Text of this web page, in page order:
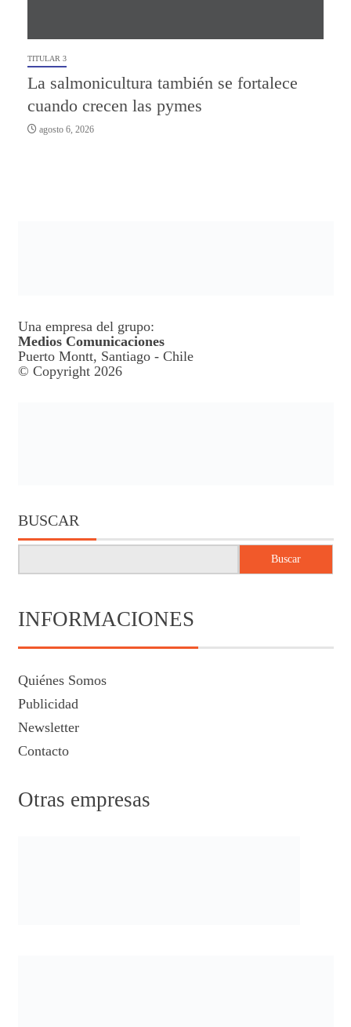
TITULAR 3
La salmonicultura también se fortalece
cuando crecen las pymes
agosto 6, 2026
Una empresa del grupo:
Medios Comunicaciones
Puerto Montt, Santiago - Chile
© Copyright 2026
BUSCAR
Buscar
INFORMACIONES
Quiénes Somos
Publicidad
Newsletter
Contacto
Otras empresas